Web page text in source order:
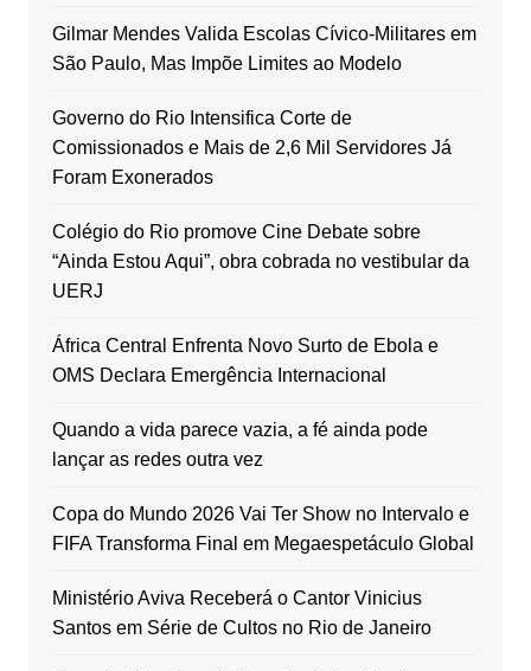
Gilmar Mendes Valida Escolas Cívico-Militares em
São Paulo, Mas Impõe Limites ao Modelo
Governo do Rio Intensifica Corte de
Comissionados e Mais de 2,6 Mil Servidores Já
Foram Exonerados
Colégio do Rio promove Cine Debate sobre
“Ainda Estou Aqui”, obra cobrada no vestibular da
UERJ
África Central Enfrenta Novo Surto de Ebola e
OMS Declara Emergência Internacional
Quando a vida parece vazia, a fé ainda pode
lançar as redes outra vez
Copa do Mundo 2026 Vai Ter Show no Intervalo e
FIFA Transforma Final em Megaespetáculo Global
Ministério Aviva Receberá o Cantor Vinicius
Santos em Série de Cultos no Rio de Janeiro